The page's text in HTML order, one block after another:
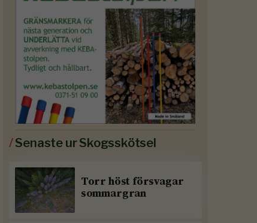
/Senaste ur Skogsskötsel
Torr höst försvagar
sommargran